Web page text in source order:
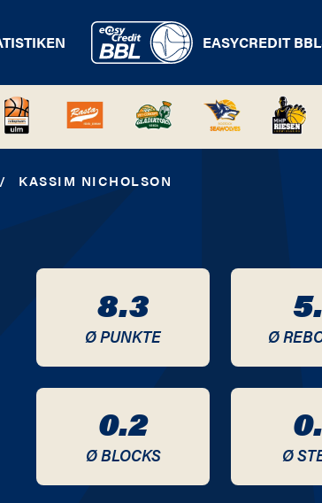
EASYCREDIT BBL
/ KASSIM NICHOLSON
8.3
Ø PUNKTE Ø
0.2
Ø BLOCKS Ø